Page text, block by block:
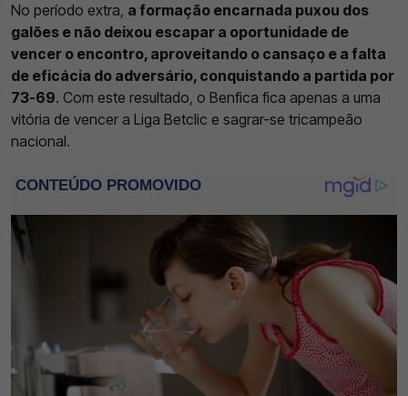
No período extra, a formação encarnada puxou dos
galões e não deixou escapar a oportunidade de
vencer o encontro, aproveitando o cansaço e a falta
de eficácia do adversário, conquistando a partida por
73-69. Com este resultado, o Benfica fica apenas a uma
vitória de vencer a Liga Betclic e sagrar-se tricampeão
nacional.